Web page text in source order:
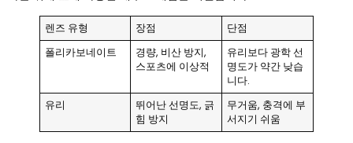
렌즈 유형 장점
단점
폴리카보네이트
경량, 비산 방지,
스포츠에 이상적
유리보다 광학 선
명도가 약간 낮습
니다.
유리
뛰어난 선명도, 긁
힘 방지
무거움, 충격에 부
서지기 쉬움